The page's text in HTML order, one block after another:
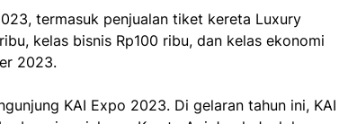
termasuk penjualan tiket kereta Luxury
kelas bisnis Rp100 ribu, dan kelas ekonomi
2023.
KAI Expo 2023. Di gelaran tahun ini, KAI